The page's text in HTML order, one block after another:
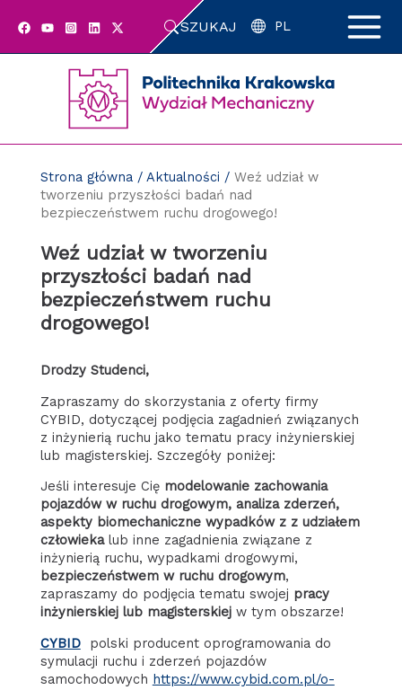
SZUKAJ PL
Strona główna/ Aktualności / Weź udział w
tworzeniu przyszłości badań nad
bezpieczeństwem ruchu drogowego!
Weź udział w tworzeniu
przyszłości badań nad
bezpieczeństwem ruchu
drogowego!
Drodzy Studenci,
Zapraszamy do skorzystania z oferty firmy
CYBID, dotyczącej podjęcia zagadnień związanych
z inżynierią ruchu jako tematu pracy inżynierskiej
lub magisterskiej. Szczegóły poniżej:
Jeśli interesuje Cię modelowanie zachowania
pojazdów w ruchu drogowym, analiza zderzeń,
aspekty biomechaniczne wypadków z z udziałem
człowiekalub inne zagadnienia związane z
inżynierią ruchu, wypadkami drogowymi,
bezpieczeństwem w ruchu drogowym,
zapraszamy do podjęcia tematu swojej pracy
inżynierskiej lub magisterskiejw tym obszarze!
CYBID
polski producent oprogramowania do
symulacji ruchu i zderzeń pojazdów
samochodowych https://www.cybid.com.pl/o-